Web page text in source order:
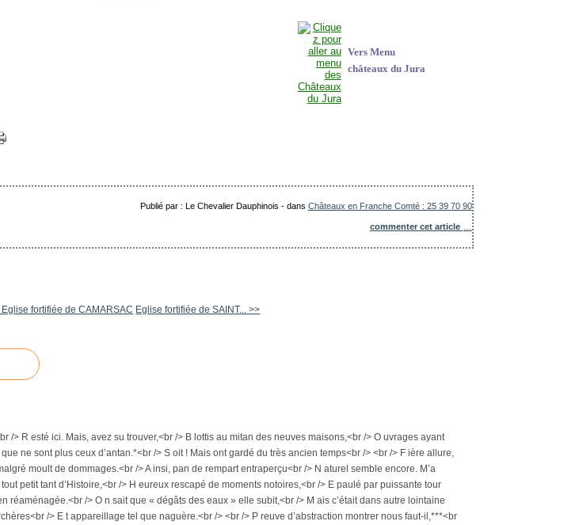
Vers Menu
châteaux du Jura
Publié par : Le Chevalier Dauphinois -dans Châteaux en Franche Comté : 25 39 70 90
commenter cet article
Eglise fortifiée de CAMARSAC Eglise fortifiée de SAINT... >>
/> R esté ici. Mais, avez su trouver,<br /> B lottis au mitan des neuves maisons,<br /> O uvrages ayant
ne sont plus ceux d’antan.*<br /> S oit ! Mais ont gardé du très ancien temps<br /> <br /> F ière allure,
moult de dommages.<br /> A insi, pan de rempart entraperçu<br /> N aturel semble encore. M’a
petit tant d’Histoire,<br /> H eureux rescapé de moments notoires,<br /> E paulé par puissante tour
réaménagée.<br /> O n sait que « dégâts des eaux » elle subit,<br /> M ais c’était dans autre lointaine
/> E t appareillage tel que naguère.<br /> <br /> P reuve d’abstraction montrer nous faut-il,***<br